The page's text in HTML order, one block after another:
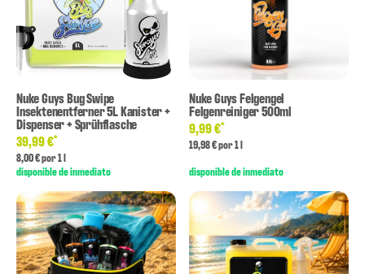
Nuke Guys Bug Swipe
Insektenentferner 5L Kanister +
Dispenser + Sprühflasche
39,99 €*
8,00 € por 1 l
disponible de inmediato
Nuke Guys Felgengel
Felgenreiniger 500ml
9,99 €*
19,98 € por 1 l
disponible de inmediato